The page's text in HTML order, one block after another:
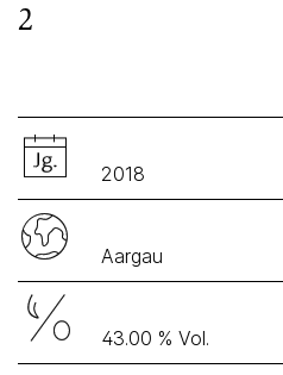
2
2018
Aargau
43.00 % Vol.